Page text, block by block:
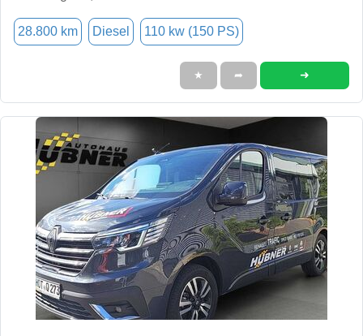
28.800 km Diesel 110 kw (150 PS)
★ ➦ ➜